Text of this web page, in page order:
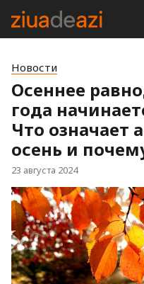
Новости
Осеннее
года
Что означает
осень и
23 августа 2024